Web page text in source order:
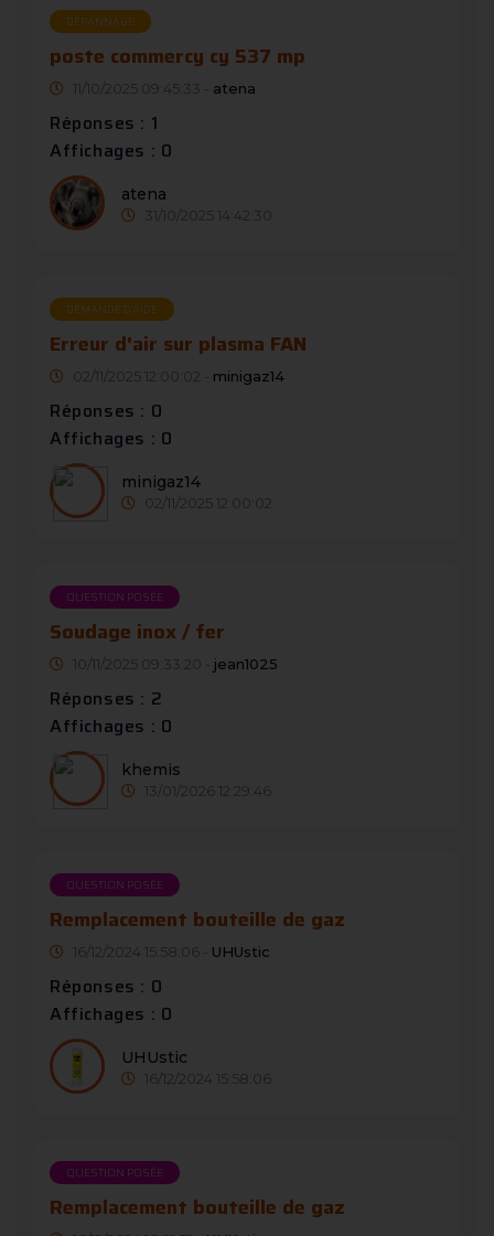
DÉPANNAGE
poste commercy cy 537 mp
11/10/2025 09:45:33 - atena
Réponses : 1
Affichages : 0
atena
31/10/2025 14:42:30
DEMANDE D’AIDE
Erreur d'air sur plasma FAN
02/11/2025 12:00:02 - minigaz14
Réponses : 0
Affichages : 0
minigaz14
02/11/2025 12:00:02
QUESTION POSÉE
Soudage inox / fer
10/11/2025 09:33:20 - jean1025
Réponses : 2
Affichages : 0
khemis
13/01/2026 12:29:46
QUESTION POSÉE
Remplacement bouteille de gaz
16/12/2024 15:58:06 - UHUstic
Réponses : 0
Affichages : 0
UHUstic
16/12/2024 15:58:06
QUESTION POSÉE
Remplacement bouteille de gaz